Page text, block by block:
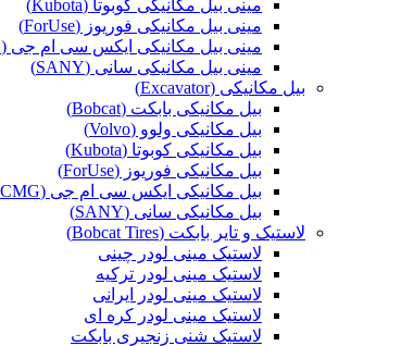
مینی بیل مکانیکی کوبوتا (Kubota)
مینی بیل مکانیکی فوریوز (ForUse)
مینی بیل مکانیکی ایکس سی ام جی (XCMG)
مینی بیل مکانیکی سانی (SANY)
بیل مکانیکی (Excavator)
بیل مکانیکی بابکت (Bobcat)
بیل مکانیکی ولوو (Volvo)
بیل مکانیکی کوبوتا (Kubota)
بیل مکانیکی فوریوز (ForUse)
بیل مکانیکی ایکس سی ام جی (XCMG)
بیل مکانیکی سانی (SANY)
لاستیک و تایر بابکت (Bobcat Tires)
لاستیک مینی لودر چینی
لاستیک مینی لودر ترکیه
لاستیک مینی لودر ایرانی
لاستیک مینی لودر کره ای
لاستیک شنی زنجیری بابکت